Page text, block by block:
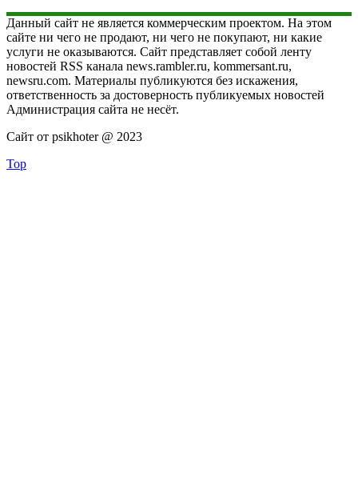
Данный сайт не является коммерческим проектом. На этом
сайте ни чего не продают, ни чего не покупают, ни какие
услуги не оказываются. Сайт представляет собой ленту
новостей RSS канала news.rambler.ru, kommersant.ru,
newsru.com. Материалы публикуются без искажения,
ответственность за достоверность публикуемых новостей
Администрация сайта не несёт.
Сайт от psikhoter @ 2023
Top